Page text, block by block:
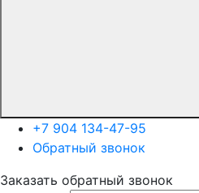
+7 904 134-47-95
Обратный звонок
Заказать обратный звонок